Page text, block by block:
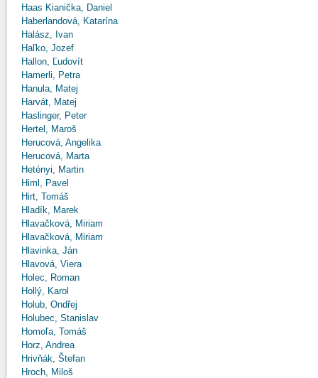
Haas Kianička, Daniel
Haberlandová, Katarína
Halász, Ivan
Haľko, Jozef
Hallon, Ľudovít
Hamerli, Petra
Hanula, Matej
Harvát, Matej
Haslinger, Peter
Hertel, Maroš
Herucová, Angelika
Herucová, Marta
Hetényi, Martin
Himl, Pavel
Hirt, Tomáš
Hladík, Marek
Hlavačková, Miriam
Hlavačková, Miriam
Hlavinka, Ján
Hlavová, Viera
Holec, Roman
Hollý, Karol
Holub, Ondřej
Holubec, Stanislav
Homoľa, Tomáš
Horz, Andrea
Hrivňák, Štefan
Hroch, Miloš